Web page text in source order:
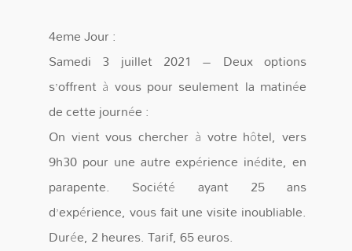
4eme Jour :
Samedi 3 juillet 2021 – Deux options
s’offrent à vous pour seulement la matinée
de cette journée :
On vient vous chercher à votre hôtel, vers
9h30 pour une autre expérience inédite, en
parapente. Société ayant 25 ans
d’expérience, vous fait une visite inoubliable.
Durée, 2 heures. Tarif, 65 euros.